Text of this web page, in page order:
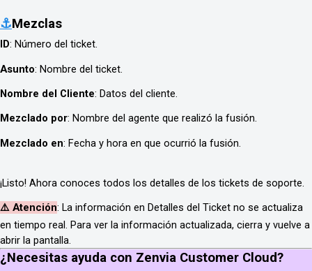
⚓Mezclas
ID: Número del ticket.
Asunto: Nombre del ticket.
Nombre del Cliente: Datos del cliente.
Mezclado por: Nombre del agente que realizó la fusión.
Mezclado en: Fecha y hora en que ocurrió la fusión.
¡Listo! Ahora conoces todos los detalles de los tickets de soporte.
⚠️ Atención: La información en Detalles del Ticket no se actualiza
en tiempo real. Para ver la información actualizada, cierra y vuelve a
abrir la pantalla.
¿Necesitas ayuda con Zenvia Customer Cloud?